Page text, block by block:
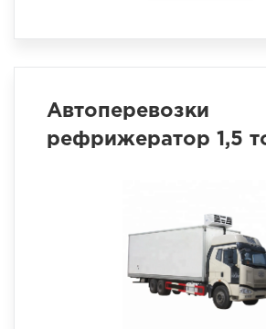
Автоперевозки
рефрижератор 1,5